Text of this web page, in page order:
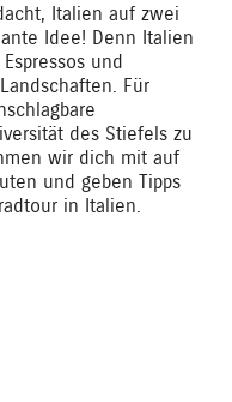
Italien auf zwei
Idee! Denn Italien
und
Für
des Stiefels zu
wir dich mit auf
und geben Tipps
in Italien.